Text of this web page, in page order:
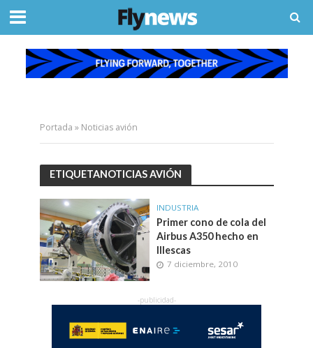
Portada » Noticias avión
ETIQUETANOTICIAS AVIÓN
INDUSTRIA
Primer cono de cola del
Airbus A350 hecho en
Illescas
7 diciembre, 2010